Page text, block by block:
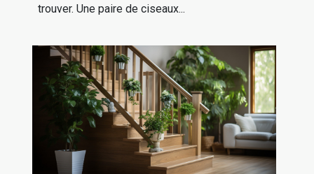
trouver. Une paire de ciseaux...